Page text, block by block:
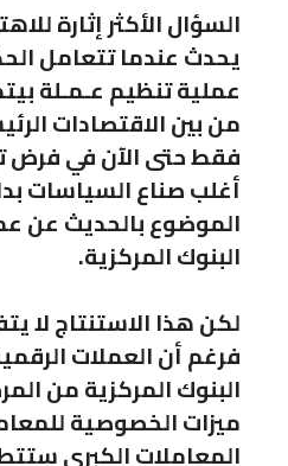
السؤال الأكثر إثارة
يحدث عندما تتعامل
عملية تنظيم عـمـلة
من بين الاقتصادات
فقط حتى الآن في فرض
أغلب صناع السياسات
الموضوع بالحديث عن
البنوك المركزية.
لكن هذا الاستنتاج لا
فرغم أن العملات
البنوك المركزية من
ميزات الخصوصية
المعاملات الكبرى